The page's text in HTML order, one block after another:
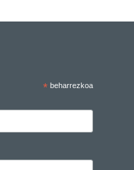
* beharrezkoa